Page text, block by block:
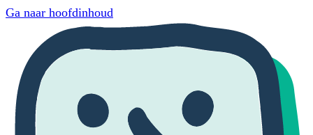
Ga naar hoofdinhoud